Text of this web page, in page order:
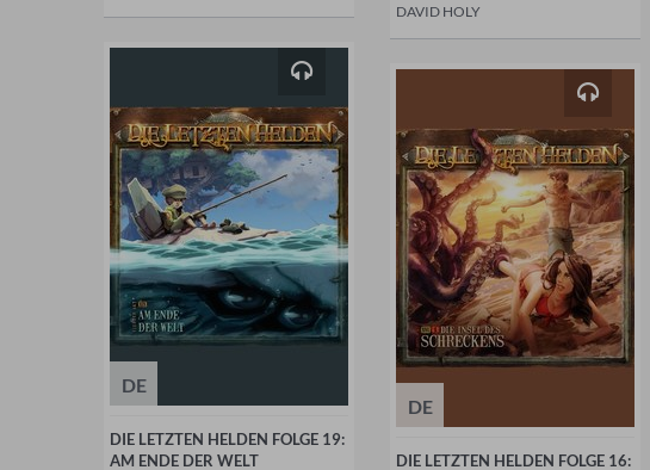
DAVID HOLY
DE
DIE LETZTEN HELDEN FOLGE 19:
AM ENDE DER WELT
DE
DIE LETZTEN HELDEN FOLGE 16: